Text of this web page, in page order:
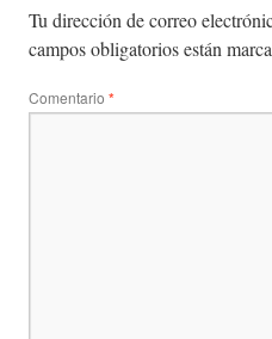
Tu dirección de correo
campos obligatorios están
Comentario *